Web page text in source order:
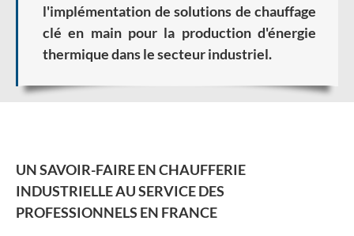
l'implémentation de solutions de chauffage
clé en main pour la production d'énergie
thermique dans le secteur industriel.
UN SAVOIR-FAIRE EN CHAUFFERIE
INDUSTRIELLE AU SERVICE DES
PROFESSIONNELS EN FRANCE